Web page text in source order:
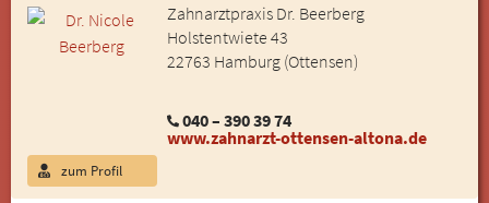
Zahnarztpraxis Dr. Beerberg
Holstentwiete 43
22763 Hamburg (Ottensen)
040 – 390 39 74
www.zahnarzt-ottensen-altona.de
zum Profil